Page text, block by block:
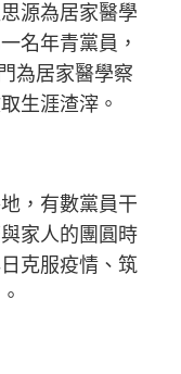
源為居家醫學
名年青黨員，
為居家醫學察
生涯渣滓。
，有數黨員干
家人的團圓時
克服疫情、筑